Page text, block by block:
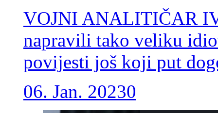
VOJNI ANALITIČAR
napravili tako veliku
povijesti još koji put
06. Jan. 20230